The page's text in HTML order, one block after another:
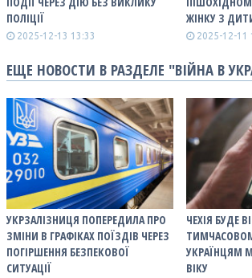
ПОЛІЦІЇ
2025-12-13 13:33
ЖІНКУ З
2025-12-11
ЕЩЕ НОВОСТИ В РАЗДЕЛЕ "ВІЙНА В
УКРЗАЛІЗНИЦЯ ПОПЕРЕДИЛА ПРО
ЗМІНИ В ГРАФІКАХ ПОЇЗДІВ ЧЕРЕЗ
ПОГІРШЕННЯ БЕЗПЕКОВОЇ
СИТУАЦІЇ
ЧЕХІЯ БУДЕ
УКРАЇНЦЯМ
ВІКУ